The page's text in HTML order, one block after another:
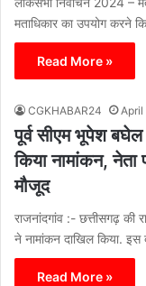
मताधिकार का उपयोग करने
Read More »
CGKHABAR24 April
पूर्व सीएम भूपेश
किया नामांकन, नेता
मौजूद
राजनांदगांव :- छत्तीसगढ़ की
ने नामांकन दाखिल किया.
Read More »